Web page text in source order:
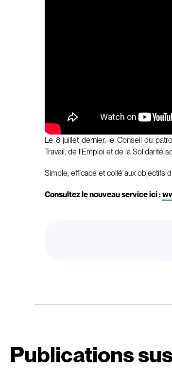
Le 8 juillet dernier, le Conseil du
Travail, de l’Emploi et de la Solidarité
Simple, efficace et collé aux objectifs
Consultez le nouveau service ici :
Publications